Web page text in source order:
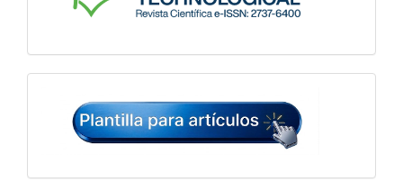
Plantilla
para